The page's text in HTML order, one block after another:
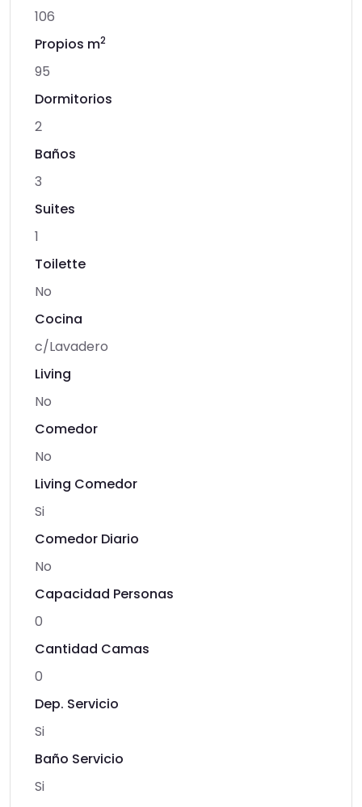
106
Propios m2
95
Dormitorios
2
Baños
3
Suites
1
Toilette
No
Cocina
c/Lavadero
Living
No
Comedor
No
Living Comedor
Si
Comedor Diario
No
Capacidad Personas
0
Cantidad Camas
0
Dep. Servicio
Si
Baño Servicio
Si